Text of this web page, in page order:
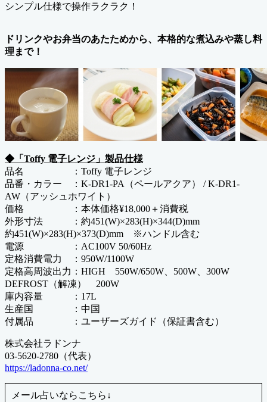
シンプル仕様で操作ラクラク！
ドリンクやお弁当のあたためから、本格的な煮込みや蒸し料
理まで！
◆「Toffy 電子レンジ」製品仕様
品名 ：Toffy 電子レンジ
品番・カラー ：K-DR1-PA（ペールアクア） / K-DR1-
AW（アッシュホワイト）
価格 ：本体価格¥18,000＋消費税
外形寸法 ：約451(W)×283(H)×344(D)mm
約451(W)×283(H)×373(D)mm ※ハンドル含む
電源 ：AC100V 50/60Hz
定格消費電力 ：950W/1100W
定格高周波出力：HIGH 550W/650W、500W、300W
DEFROST（解凍） 200W
庫内容量 ：17L
生産国 ：中国
付属品 ：ユーザーズガイド（保証書含む）
株式会社ラドンナ
03-5620-2780（代表）
https://ladonna-co.net/
メール占いならこちら↓